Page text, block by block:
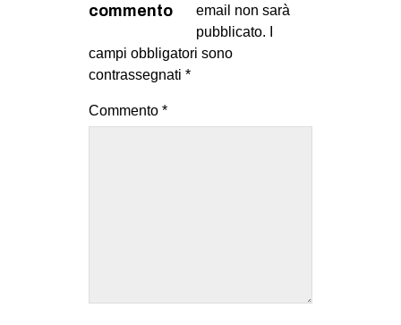
commento
email non sarà
pubblicato.
campi obbligatori sono
contrassegnati *
Commento *